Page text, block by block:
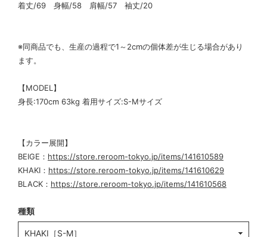
着丈/69 身幅/58 肩幅/57 袖丈/20
※同商品でも、生産の過程で1～2cmの個体差が生じる場合があり
ます。
【MODEL】
身長:170cm 63kg 着用サイズ:S-Mサイズ
【カラー展開】
BEIGE： https://store.reroom-tokyo.jp/items/141610589
KHAKI： https://store.reroom-tokyo.jp/items/141610629
BLACK： https://store.reroom-tokyo.jp/items/141610568
種類